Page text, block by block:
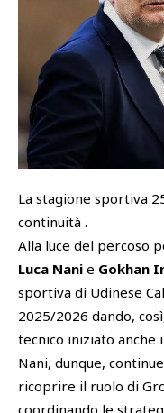
La stagione sportiva
continuità .
Alla luce del percoso
Luca Nani e Gokhan
sportiva di Udinese
2025/2026 dando,
tecnico iniziato anche
Nani, dunque,
ricoprire il ruolo di
coordinando le